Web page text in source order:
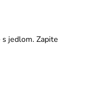
jedlom. Zapite